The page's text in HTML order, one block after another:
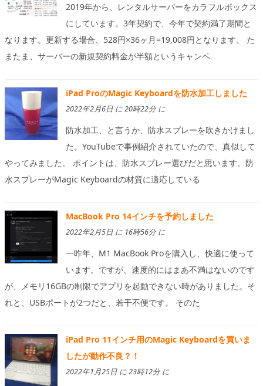
2019年から、レンタルサーバーをカラフルボックス
にしています。3年契約で、今年で契約満了期間と
なります。更新する場合、528円×36ヶ月=19,008円となります。 た
またま、サーバーの新規契約料金が半額というキャンペ
iPad ProのMagic Keyboardを防水加工しました
2022年2月6日 に 20時22分 に
防水加工、と言うか、防水スプレーを吹きかけまし
た。YouTubeで事例紹介されていたので、真似して
やってみました。 ポイントは、防水スプレー選びだと思います。防
水スプレーがMagic Keyboardの材質に適応している
MacBook Pro 14インチを予約しました
2022年2月5日 に 16時56分 に
一昨年、M1 MacBook Proを購入し、快適に使って
います。ですが、速度的にはまあ不満はないのです
が、メモリ16GBの制限でアプリを起動できない時がありました。そ
れと、USBポートが2つだと、若干不便です。 そのた
iPad Pro 11インチ用のMagic Keyboardを買いま
したが動作不良？！
2022年1月25日 に 23時12分 に